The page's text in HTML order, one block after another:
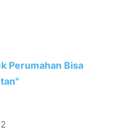
Perumahan Bisa
2